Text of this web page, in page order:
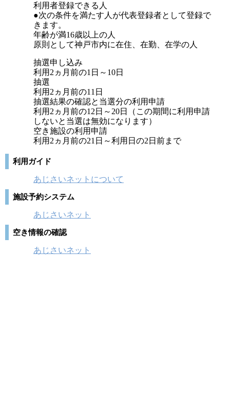
利用者登録できる人
●次の条件を満たす人が代表登録者として登録で
きます。
年齢が満16歳以上の人
原則として神戸市内に在住、在勤、在学の人
抽選申し込み
利用2ヵ月前の1日～10日
抽選
利用2ヵ月前の11日
抽選結果の確認と当選分の利用申請
利用2ヵ月前の12日～20日（この期間に利用申請
しないと当選は無効になります）
空き施設の利用申請
利用2ヵ月前の21日～利用日の2日前まで
利用ガイド
あじさいネットについて
施設予約システム
あじさいネット
空き情報の確認
あじさいネット